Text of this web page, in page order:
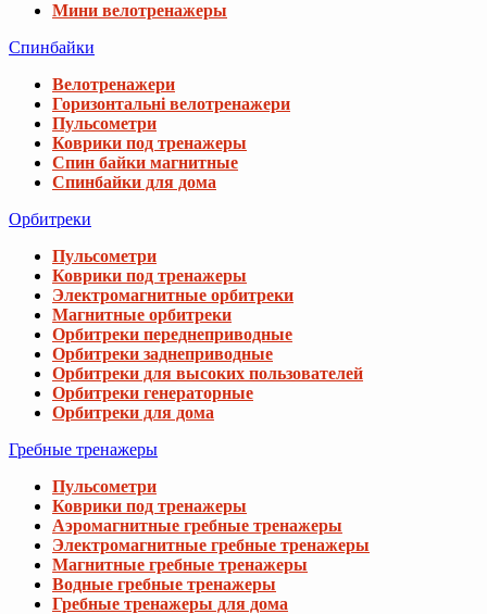
Мини велотренажеры
Спинбайки
Велотренажери
Горизонтальні велотренажери
Пульсометри
Коврики под тренажеры
Спин байки магнитные
Спинбайки для дома
Орбитреки
Пульсометри
Коврики под тренажеры
Электромагнитные орбитреки
Магнитные орбитреки
Орбитреки переднеприводные
Орбитреки заднеприводные
Орбитреки для высоких пользователей
Орбитреки генераторные
Орбитреки для дома
Гребные тренажеры
Пульсометри
Коврики под тренажеры
Аэромагнитные гребные тренажеры
Электромагнитные гребные тренажеры
Магнитные гребные тренажеры
Водные гребные тренажеры
Гребные тренажеры для дома